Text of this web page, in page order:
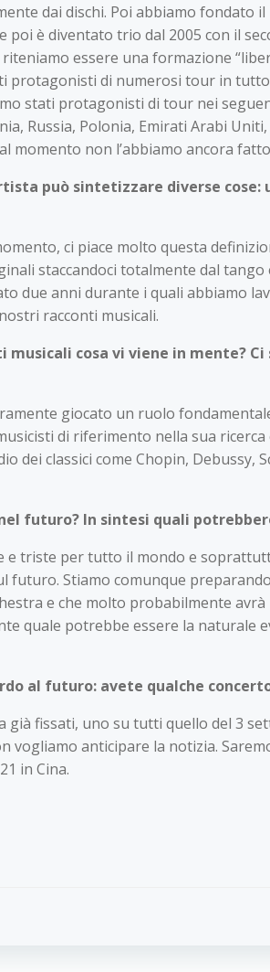
dai dischi. Poi abbiamo fondato
è diventato trio dal 2005 con il
essere una formazione
protagonisti di numerosi tour in
stati protagonisti di tour nei
Russia, Polonia, Emirati Arabi
momento non l’abbiamo ancora
può sintetizzare diverse
ci piace molto questa
staccandoci totalmente dal
due anni durante i quali abbiamo
racconti musicali.
cosa vi viene in mente?
giocato un ruolo
di riferimento nella sua
dei classici come Chopin,
futuro? In sintesi quali
triste per tutto il mondo e
futuro. Stiamo comunque
e che molto probabilmente
quale potrebbe essere la naturale
al futuro: avete qualche
già fissati, uno su tutti quello del 3
vogliamo anticipare la notizia.
in Cina.